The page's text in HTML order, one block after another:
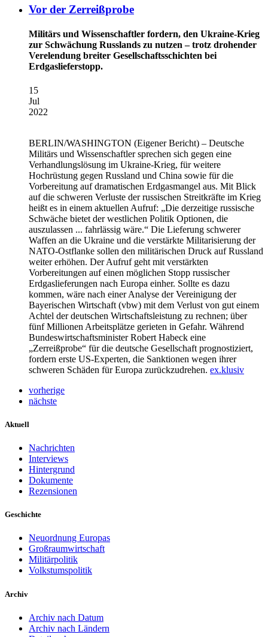
Vor der Zerreißprobe
Militärs und Wissenschaftler fordern, den Ukraine-Krieg
zur Schwächung Russlands zu nutzen – trotz drohender
Verelendung breiter Gesellschaftsschichten bei
Erdgaslieferstopp.
15
Jul
2022
BERLIN/WASHINGTON (Eigener Bericht) – Deutsche
Militärs und Wissenschaftler sprechen sich gegen eine
Verhandlungslösung im Ukraine-Krieg, für weitere
Hochrüstung gegen Russland und China sowie für die
Vorbereitung auf dramatischen Erdgasmangel aus. Mit Blick
auf die schweren Verluste der russischen Streitkräfte im Krieg
heißt es in einem aktuellen Aufruf: „Die derzeitige russische
Schwäche bietet der westlichen Politik Optionen, die
auszulassen ... fahrlässig wäre.“ Die Lieferung schwerer
Waffen an die Ukraine und die verstärkte Militarisierung der
NATO-Ostflanke sollen den militärischen Druck auf Russland
weiter erhöhen. Der Aufruf geht mit verstärkten
Vorbereitungen auf einen möglichen Stopp russischer
Erdgaslieferungen nach Europa einher. Sollte es dazu
kommen, wäre nach einer Analyse der Vereinigung der
Bayerischen Wirtschaft (vbw) mit dem Verlust von gut einem
Achtel der deutschen Wirtschaftsleistung zu rechnen; über
fünf Millionen Arbeitsplätze gerieten in Gefahr. Während
Bundeswirtschaftsminister Robert Habeck eine
„Zerreißprobe“ für die deutsche Gesellschaft prognostiziert,
fordern erste US-Experten, die Sanktionen wegen ihrer
schweren Schäden für Europa zurückzudrehen. ex.klusiv
vorherige
nächste
Aktuell
Nachrichten
Interviews
Hintergrund
Dokumente
Rezensionen
Geschichte
Neuordnung Europas
Großraumwirtschaft
Militärpolitik
Volkstumspolitik
Archiv
Archiv nach Datum
Archiv nach Ländern